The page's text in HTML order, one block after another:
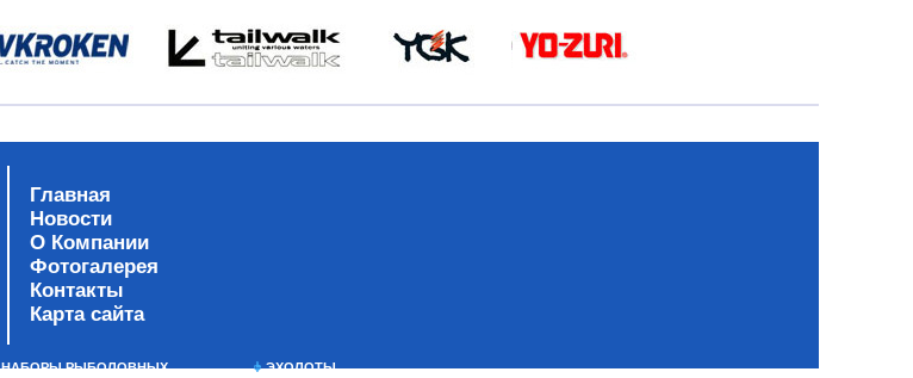
Главная
Новости
О Компании
Фотогалерея
Контакты
Карта сайта
НАБОРЫ РЫБОЛОВНЫХ ЭХОЛОТЫ